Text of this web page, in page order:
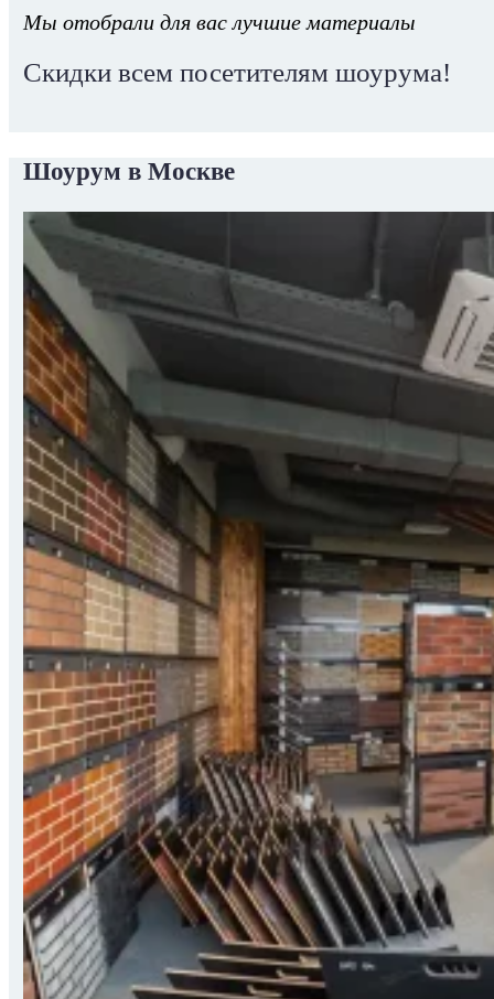
Мы отобрали для вас лучшие материалы
Скидки всем посетителям шоурума!
Шоурум в Москве